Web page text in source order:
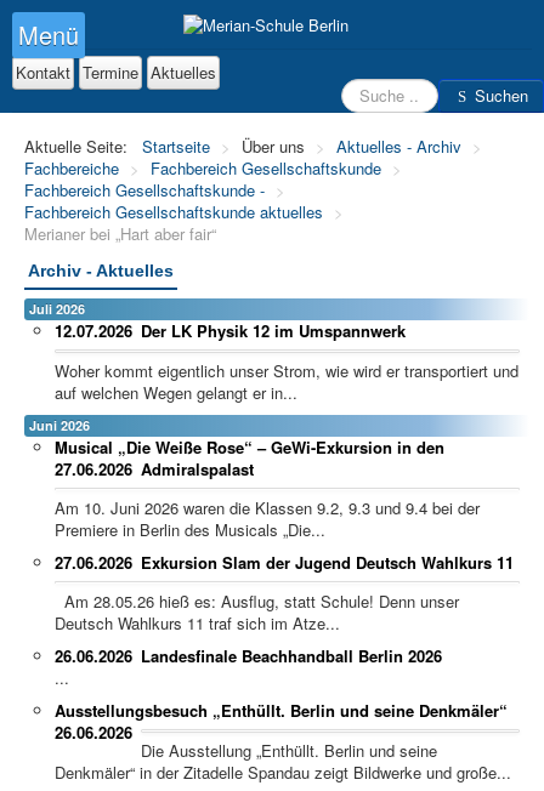
Suchen Suchen
Kontakt Termine Aktuelles
Menü
Aktuelle Seite: Startseite > Über uns > Aktuelles - Archiv >
Fachbereiche > Fachbereich Gesellschaftskunde >
Fachbereich Gesellschaftskunde - >
Fachbereich Gesellschaftskunde aktuelles
>
Merianer bei „Hart aber fair“
Archiv - Aktuelles
Juli 2026
Der LK Physik 12 im Umspannwerk
12.07.2026
Woher kommt eigentlich unser Strom, wie wird er transportiert und
auf welchen Wegen gelangt er in...
Juni 2026
Musical „Die Weiße Rose“ – GeWi-Exkursion in den
Admiralspalast
27.06.2026
Am 10. Juni 2026 waren die Klassen 9.2, 9.3 und 9.4 bei der
Premiere in Berlin des Musicals „Die...
Exkursion Slam der Jugend Deutsch Wahlkurs 11
27.06.2026
Am 28.05.26 hieß es: Ausflug, statt Schule! Denn unser
Deutsch Wahlkurs 11 traf sich im Atze...
Landesfinale Beachhandball Berlin 2026
26.06.2026
...
Ausstellungsbesuch „Enthüllt. Berlin und seine Denkmäler“
26.06.2026
Die Ausstellung „Enthüllt. Berlin und seine
Denkmäler“ in der Zitadelle Spandau zeigt Bildwerke und große...